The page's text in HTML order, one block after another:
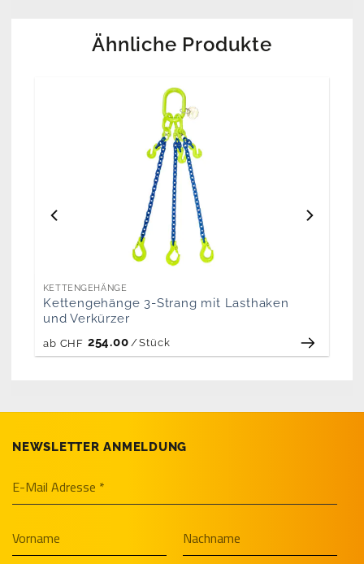
Ähnliche Produkte
KETTENGEHÄNGE
Kettengehänge 3-Strang mit Lasthaken
und Verkürzer
ab CHF 254.00 /Stück
NEWSLETTER ANMELDUNG